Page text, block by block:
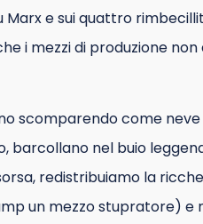
Marx e sui quattro
i mezzi di produzione
scomparendo come
barcollano nel buio
redistribuiamo la
un mezzo stupratore) e